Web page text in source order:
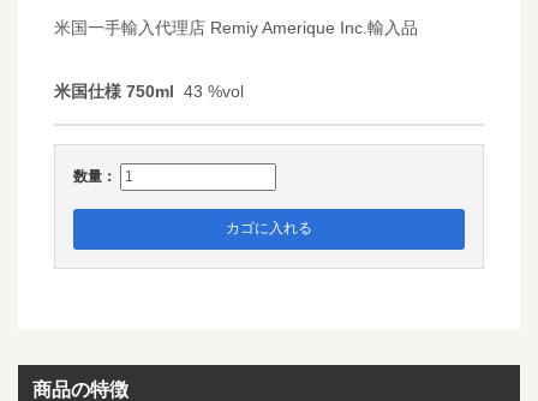
米国一手輸入代理店 Remiy Amerique Inc.輸入品
米国仕様 750ml 43 %vol
数量：
カゴに入れる
商品の特徴